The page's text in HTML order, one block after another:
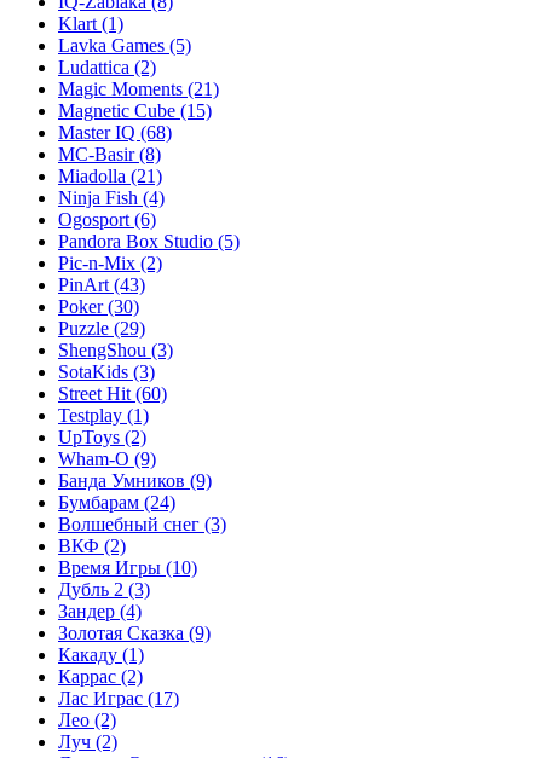
Klart (1)
Lavka Games (5)
Ludattica (2)
Magic Moments (21)
Magnetic Cube (15)
Master IQ (68)
MC-Basir(8)
Miadolla (21)
Ninja Fish (4)
Ogosport (6)
Pandora Box Studio (5)
Pic-n-Mix (2)
PinArt (43)
Poker(30)
Puzzle (29)
ShengShou (3)
SotaKids (3)
Street Hit (60)
Testplay (1)
UpToys (2)
Wham-O (9)
Банда Умников (9)
Бумбарам (24)
Волшебный снег (3)
ВКФ (2)
Время Игры (10)
Дубль 2 (3)
Зандер (4)
Золотая Сказка (9)
Какаду (1)
Каррас (2)
Лас Играс (17)
Лео (2)
Луч (2)